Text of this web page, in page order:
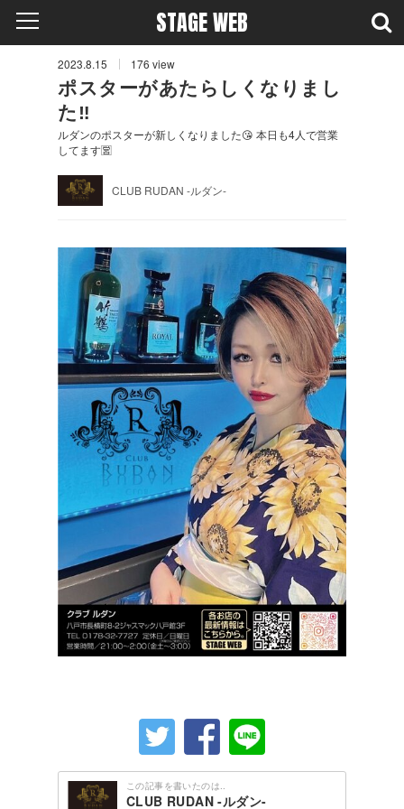
STAGE WEB
2023.8.15 176 view
ポスターがあたらしくなりまし
た‼️
ルダンのポスターが新しくなりました😘 本日も4人で営業
してます🈺
CLUB RUDAN -ルダン-
この記事を書いたのは..
CLUB RUDAN -ルダン-